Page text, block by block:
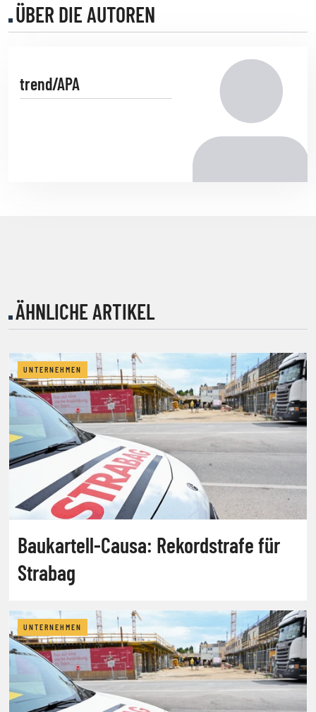
ÜBER DIE AUTOREN
trend/APA
ÄHNLICHE ARTIKEL
UNTERNEHMEN
Baukartell-Causa: Rekordstrafe für
Strabag
UNTERNEHMEN